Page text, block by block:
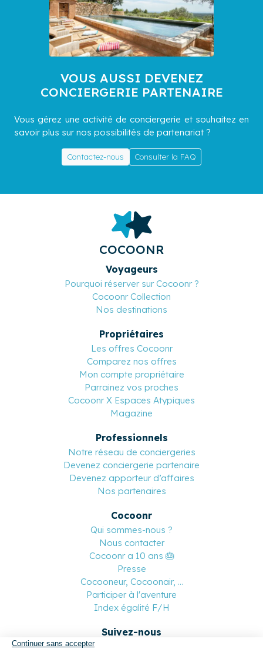
VOUS AUSSI DEVENEZ
CONCIERGERIE PARTENAIRE
Vous gérez une activité de conciergerie et souhaitez en
savoir plus sur nos possibilités de partenariat ?
Contactez-nous Consulter la FAQ
COCOONR
Voyageurs
Pourquoi réserver sur Cocoonr ?
Cocoonr Collection
Nos destinations
Propriétaires
Les offres Cocoonr
Comparez nos offres
Mon compte propriétaire
Parrainez vos proches
Cocoonr X Espaces Atypiques
Magazine
Professionnels
Notre réseau de conciergeries
Devenez conciergerie partenaire
Devenez apporteur d’affaires
Nos partenaires
Cocoonr
Qui sommes-nous ?
Nous contacter
Cocoonr a 10 ans 🎂
Presse
Cocooneur, Cocoonair, ...
Participer à l'aventure
Index égalité F/H
Suivez-nous